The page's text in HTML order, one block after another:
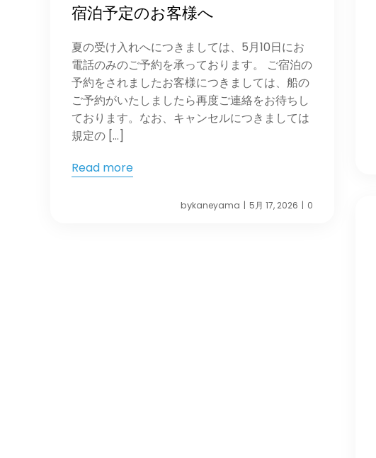
宿泊予定のお客様へ
夏の受け入れへにつきましては、5月10日にお
電話のみのご予約を承っております。 ご宿泊の
予約をされましたお客様につきましては、船の
ご予約がいたしましたら再度ご連絡をお待ちし
ております。なお、キャンセルにつきましては
規定の […]
Read more
bykaneyama | 5月 17, 2026 | 0